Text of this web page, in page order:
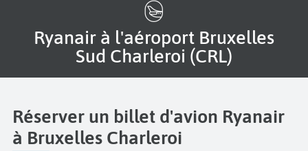
Ryanair à l'aéroport Bruxelles
Sud Charleroi (CRL)
Réserver un billet d'avion Ryanair
à Bruxelles Charleroi